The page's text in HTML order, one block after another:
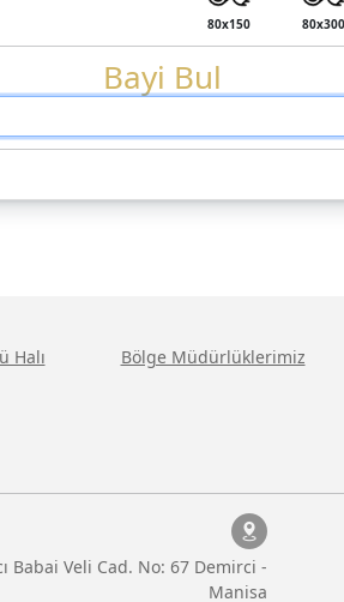
80x150 80x300
Bayi Bul
Halı Bölge Müdürlüklerimiz
Babai Veli Cad. No: 67 Demirci -
Manisa